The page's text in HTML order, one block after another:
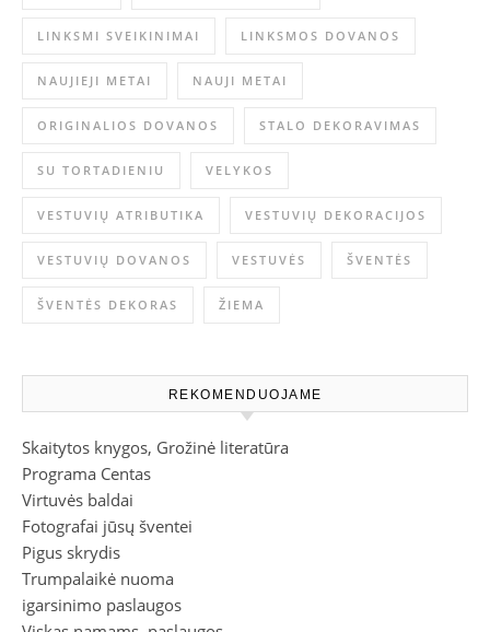
LINKSMI SVEIKINIMAI LINKSMOS DOVANOS
NAUJIEJI METAI NAUJI METAI
ORIGINALIOS DOVANOS STALO DEKORAVIMAS
SU TORTADIENIU VELYKOS
VESTUVIŲ ATRIBUTIKA VESTUVIŲ DEKORACIJOS
VESTUVIŲ DOVANOS VESTUVĖS ŠVENTĖS
ŠVENTĖS DEKORAS ŽIEMA
REKOMENDUOJAME
Skaitytos knygos, Grožinė literatūra
Programa Centas
Virtuvės baldai
Fotografai jūsų šventei
Pigus skrydis
Trumpalaikė nuoma
igarsinimo paslaugos